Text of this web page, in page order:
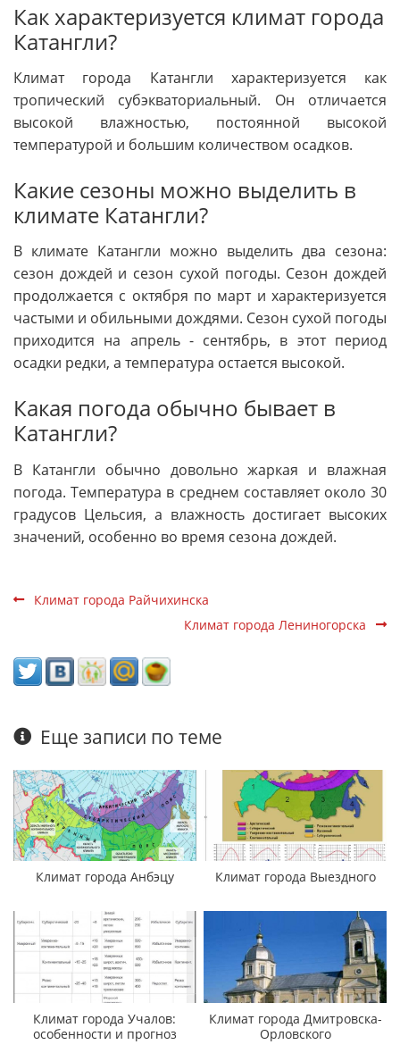
Как характеризуется климат города
Катангли?
Климат города Катангли характеризуется как
тропический субэкваториальный. Он отличается
высокой влажностью, постоянной высокой
температурой и большим количеством осадков.
Какие сезоны можно выделить в
климате Катангли?
В климате Катангли можно выделить два сезона:
сезон дождей и сезон сухой погоды. Сезон дождей
продолжается с октября по март и характеризуется
частыми и обильными дождями. Сезон сухой погоды
приходится на апрель - сентябрь, в этот период
осадки редки, а температура остается высокой.
Какая погода обычно бывает в
Катангли?
В Катангли обычно довольно жаркая и влажная
погода. Температура в среднем составляет около 30
градусов Цельсия, а влажность достигает высоких
значений, особенно во время сезона дождей.
Климат города Райчихинска
Климат города Лениногорска
Еще записи по теме
Климат города Анбэцу Климат города Выездного
Климат города Учалов:
особенности и прогноз
Климат города Дмитровска-
Орловского